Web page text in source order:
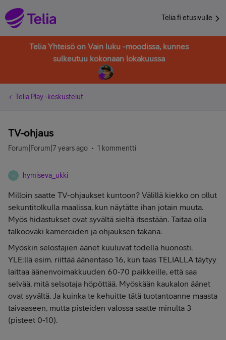
Telia.fi etusivulle
Telia Yhteisö on Vain luku -moodissa, kunnes
sulkeutuu kokonaan lokakuussa
Telia Play -keskustelut
TV-ohjaus
Forum|Forum|7 years ago 1 kommentti
H hymiseva_ukki
Milloin saatte TV-ohjaukset kuntoon? Välillä kiekko on ollut
sekuntitolkulla maalissa, kun näytätte ihan jotain muuta.
Myös hidastukset ovat syvältä sieltä itsestään. Taitaa olla
talkooväki kameroiden ja ohjauksen takana.
Myöskin selostajien äänet kuuluvat todella huonosti.
YLE:llä esim. riittää äänentaso 16, kun taas TELIALLA täytyy
laittaa äänenvoimakkuuden 60-70 paikkeille, että saa
selvää, mitä selsotaja höpöttää. Myöskään kaukalon äänet
ovat syvältä. Ja kuinka te kehuitte tätä tuotantoanne maasta
taivaaseen, mutta pisteiden valossa saatte minulta 3
(pisteet 0-10).